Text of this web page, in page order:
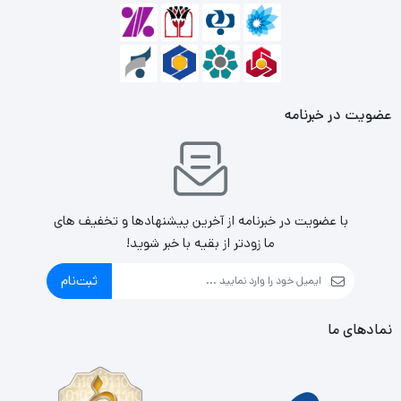
عضویت در خبرنامه
با عضویت در خبرنامه از آخرین پیشنهادها و تخفیف های
ما زودتر از بقیه با خبر شوید!
ثبت‌نام
نمادهای ما